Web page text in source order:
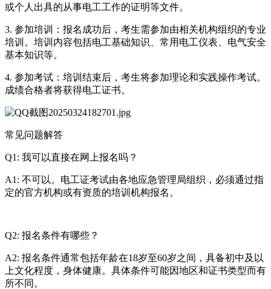
或个人出具的从事电工工作的证明等文件。
3. 参加培训：报名成功后，考生需参加由相关机构组织的专业
培训。培训内容包括电工基础知识、常用电工仪表、电气安全
基本知识等。
4. 参加考试：培训结束后，考生将参加理论和实践操作考试。
成绩合格者将获得电工证书。
常见问题解答
Q1: 我可以直接在网上报名吗？
A1: 不可以。电工证考试由各地应急管理局组织，必须通过指
定的官方机构或有资质的培训机构报名。
Q2: 报名条件有哪些？
A2: 报名条件通常包括年龄在18岁至60岁之间，具备初中及以
上文化程度，身体健康。具体条件可能因地区和证书类型而有
所不同。